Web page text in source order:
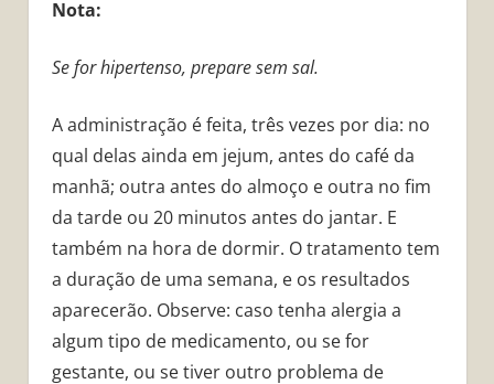
Nota:
Se for hipertenso, prepare sem sal.
A administração é feita, três vezes por dia: no
qual delas ainda em jejum, antes do café da
manhã; outra antes do almoço e outra no fim
da tarde ou 20 minutos antes do jantar. E
também na hora de dormir. O tratamento tem
a duração de uma semana, e os resultados
aparecerão. Observe: caso tenha alergia a
algum tipo de medicamento, ou se for
gestante, ou se tiver outro problema de